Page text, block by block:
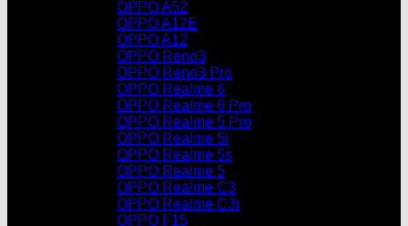
OPPO A52
OPPO A12E
OPPO A12
OPPO Reno3
OPPO Reno3 Pro
OPPO Realme 6
OPPO Realme 6 Pro
OPPO Realme 5 Pro
OPPO Realme 5i
OPPO Realme 5s
OPPO Realme 5
OPPO Realme C3
OPPO Realme C3i
OPPO F15